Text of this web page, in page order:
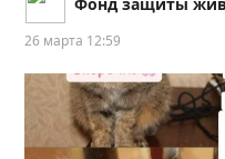
26 марта 12:59